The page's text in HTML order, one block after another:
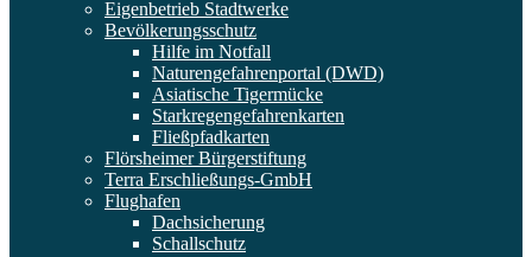
Eigenbetrieb Stadtwerke
Bevölkerungsschutz
Hilfe im Notfall
Naturengefahrenportal (DWD)
Asiatische Tigermücke
Starkregengefahrenkarten
Fließpfadkarten
Flörsheimer Bürgerstiftung
Terra Erschließungs-GmbH
Flughafen
Dachsicherung
Schallschutz